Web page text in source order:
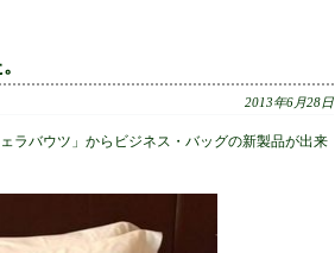
2013年6月28日
ラバウツ」からビジネス・バッグの新製品が出来